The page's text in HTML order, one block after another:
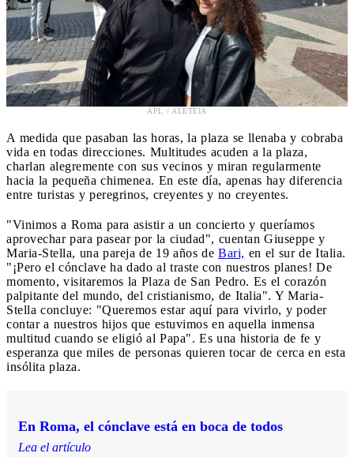
APL / ALETEIA
A medida que pasaban las horas, la plaza se llenaba y cobraba
vida en todas direcciones. Multitudes acuden a la plaza,
charlan alegremente con sus vecinos y miran regularmente
hacia la pequeña chimenea. En este día, apenas hay diferencia
entre turistas y peregrinos, creyentes y no creyentes.
"Vinimos a Roma para asistir a un concierto y queríamos
aprovechar para pasear por la ciudad", cuentan Giuseppe y
Maria-Stella, una pareja de 19 años de Bari, en el sur de Italia.
"¡Pero el cónclave ha dado al traste con nuestros planes! De
momento, visitaremos la Plaza de San Pedro. Es el corazón
palpitante del mundo, del cristianismo, de Italia". Y Maria-
Stella concluye: "Queremos estar aquí para vivirlo, y poder
contar a nuestros hijos que estuvimos en aquella inmensa
multitud cuando se eligió al Papa". Es una historia de fe y
esperanza que miles de personas quieren tocar de cerca en esta
insólita plaza.
En Roma, el cónclave está en boca de todos
Lea el artículo